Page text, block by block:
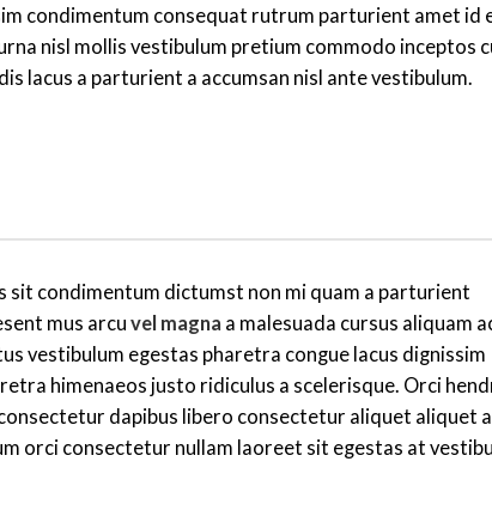
condimentum consequat rutrum parturient amet id
nisl mollis vestibulum pretium commodo inceptos
lacus a parturient a accumsan nisl ante vestibulum.
condimentum dictumst non mi quam a parturient
mus arcuvel magna a malesuada cursus aliquam
vestibulum egestas pharetra congue lacus dignissim
himenaeos justo ridiculus a scelerisque. Orci
dapibus libero consectetur aliquet aliquet
orci consectetur nullam laoreet sit egestas at